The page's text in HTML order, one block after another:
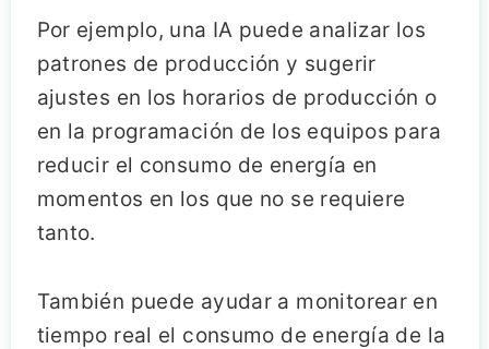
Por ejemplo, una IA puede analizar los
patrones de producción y sugerir
ajustes en los horarios de producción o
en la programación de los equipos para
reducir el consumo de energía en
momentos en los que no se requiere
tanto.
También puede ayudar a monitorear en
tiempo real el consumo de energía de la